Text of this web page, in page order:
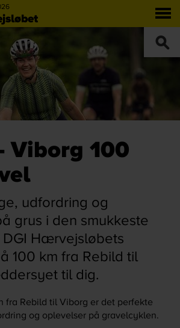
Viborg 100
udfordring og
grus i den smukkeste
DGI Hærvejsløbets
100 km fra Rebild til
til dig.
fra Rebild til Viborg er det perfekte
og oplevelser på gravelcyklen.